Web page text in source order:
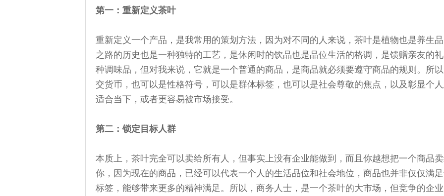
第一：重新定义茶叶
重新定义一个产品，是我常用的策划方法，因为对不同的人来说，茶叶是植物也是养生
之路的历史也是一种独特的工艺，是休闲时的饮品也是品位生活的格调，是馈赠亲友的
种调味品，但对我来说，它就是一个普通的商品，是商品就必须要遵守商品的规则。所
交货币，也可以是性格符号，可以是群体标签，也可以是社会尊敬的焦点，以及彰显个
适合当下，或者更容易被市场接受。
第二：锁定目标人群
本质上，茶叶完全可以卖给所有人，但事实上没有企业能做到，而且你越想把一个商品
你，因为现在的商品，已经可以代表一个人的生活品位和社会地位，商品也并非仅仅满
标签，能够带来更多的精神满足。所以，商务人士，是一个茶叶的大市场，但竞争的企